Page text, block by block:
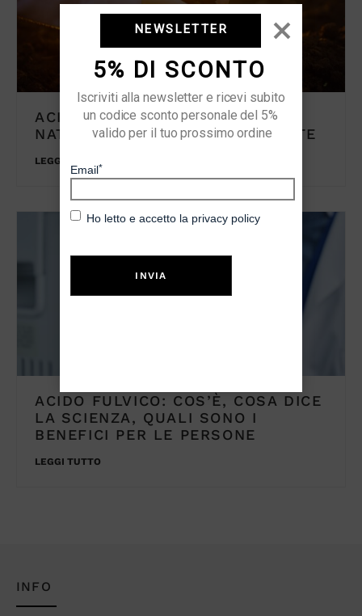
ACIDI UMICI: I GUARDIANI
NATURALI DELLA NOSTRA SALUTE
LEGGI TUTTO
ACIDO FULVICO: COS’È, COSA DICE
LA SCIENZA, QUALI SONO I
BENEFICI PER LE PERSONE
LEGGI TUTTO
INFO
NEWSLETTER
5% DI SCONTO
Iscriviti alla newsletter e ricevi subito
un codice sconto personale del 5%
valido per il tuo prossimo ordine
Email*
Ho letto e accetto la privacy policy